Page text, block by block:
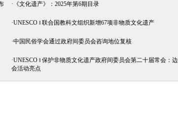
· 《文化遗产》：2025年第6期目录
·UNESCO ‖ 联合国教科文组织新增67项非物质文化遗产
·中国民俗学会通过政府间委员会咨询地位复核
·UNESCO ‖ 保护非物质文化遗产政府间委员会第二十届常会：边
会活动亮点